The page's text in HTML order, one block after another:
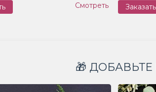
Смотреть Заказать
🎁